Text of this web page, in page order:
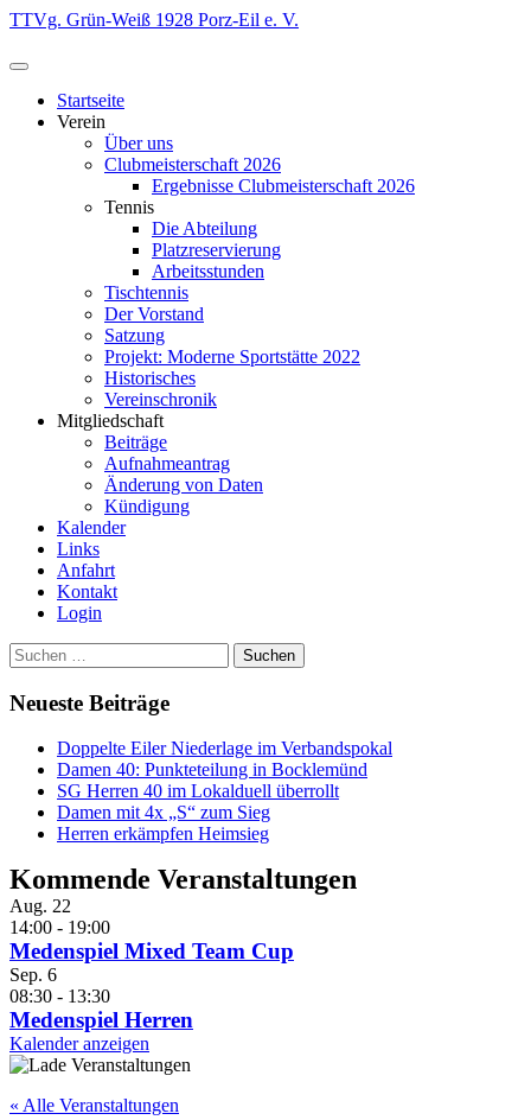
Zum
springen
TTVg. Grün-Weiß 1928 Porz-Eil e. V.
Startseite
Verein
Über uns
Clubmeisterschaft 2026
Ergebnisse Clubmeisterschaft 2026
Tennis
Die Abteilung
Platzreservierung
Arbeitsstunden
Tischtennis
Der Vorstand
Satzung
Projekt: Moderne Sportstätte 2022
Historisches
Vereinschronik
Mitgliedschaft
Beiträge
Aufnahmeantrag
Änderung von Daten
Kündigung
Kalender
Links
Anfahrt
Kontakt
Login
Suchen
nach:
Neueste Beiträge
Doppelte Eiler Niederlage im Verbandspokal
Damen 40: Punkteteilung in Bocklemünd
SG Herren 40 im Lokalduell überrollt
Damen mit 4x „S“ zum Sieg
Herren erkämpfen Heimsieg
Kommende Veranstaltungen
Aug. 22
14:00 - 19:00
Medenspiel Mixed Team Cup
Sep. 6
08:30 - 13:30
Medenspiel Herren
Kalender anzeigen
« Alle Veranstaltungen